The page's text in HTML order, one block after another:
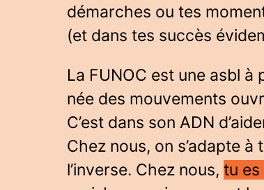
démarches ou tes
(et dans tes succès
La FUNOC est une asbl à
née des mouvements
C’est dans son ADN
Chez nous, on s’adapte à
l’inverse. Chez nous,tu